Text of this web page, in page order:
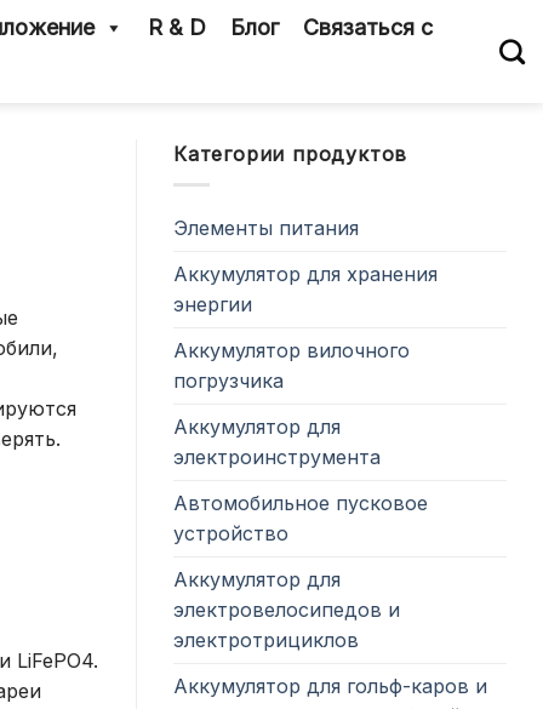
R & D Блог
Связаться с
LiFePO4.
Категории продуктов
Элементы питания
Аккумулятор для хранения
энергии
Аккумулятор вилочного
погрузчика
Аккумулятор для
электроинструмента
Автомобильное пусковое
устройство
Аккумулятор для
электровелосипедов и
электротрициклов
Аккумулятор для гольф-каров и